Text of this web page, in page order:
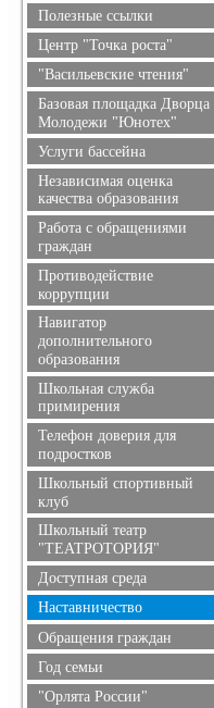
безопасность
Гражданская оборона
Полезные ссылки
Центр "Точка роста"
О центре "Точка роста"
Документы
Образовательные
программы
Педагоги
Материально-техническая
база
Мероприятия
Взаимодействие с
образовательными
организациями
Обратная связь (контакты,
социальные сети)
Достижения и результаты
обучающихся
"Васильевские чтения"
Базовая площадка Дворца
Молодежи "Юнотех"
Услуги бассейна
Независимая оценка
качества образования
Работа с обращениями
граждан
Противодействие
коррупции
Обращение руководителя
Телефоны доверия
Документы
Противодействие
коррупции
Навигатор
дополнительного
образования
Информация для родителей
Школьная служба
примирения
Телефон доверия для
подростков
Школьный спортивный
клуб
Школьный театр
"ТЕАТРОТОРИЯ"
Доступная среда
Наставничество
Обращения граждан
Год семьи
"Орлята России"